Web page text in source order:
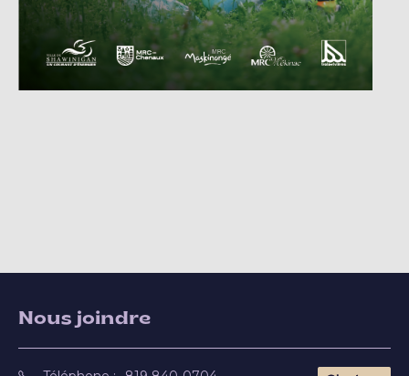
Nous joindre